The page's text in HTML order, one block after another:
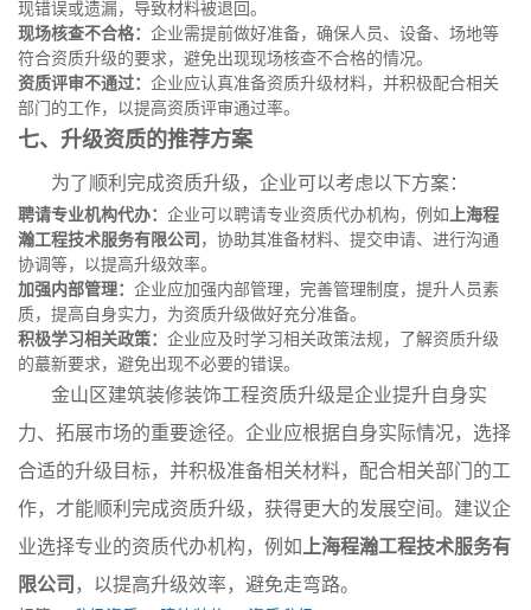
现错误或遗漏，导致材料被退回。
现场核查不合格： 企业需提前做好准备，确保人员、设备、场地等
符合资质升级的要求，避免出现现场核查不合格的情况。
资质评审不通过： 企业应认真准备资质升级材料，并积极配合相关
部门的工作，以提高资质评审通过率。
七、升级资质的推荐方案
为了顺利完成资质升级，企业可以考虑以下方案：
聘请专业机构代办： 企业可以聘请专业资质代办机构，例如上海程
瀚工程技术服务有限公司 ，协助其准备材料、提交申请、进行沟通
协调等，以提高升级效率。
加强内部管理： 企业应加强内部管理，完善管理制度，提升人员素
质，提高自身实力，为资质升级做好充分准备。
积极学习相关政策： 企业应及时学习相关政策法规，了解资质升级
的蕞新要求，避免出现不必要的错误。
金山区建筑装修装饰工程资质升级是企业提升自身实
力、拓展市场的重要途径。企业应根据自身实际情况，选择
合适的升级目标，并积极准备相关材料，配合相关部门的工
作，才能顺利完成资质升级，获得更大的发展空间。建议企
业选择专业的资质代办机构，例如 上海程瀚工程技术服务有
限公司 ，以提高升级效率，避免走弯路。